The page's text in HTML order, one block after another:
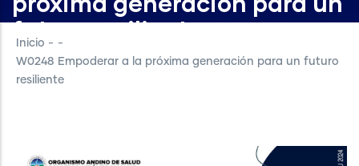
futuro resiliente
Inicio - -
W0248 Empoderar a la próxima generación para un futuro
resiliente